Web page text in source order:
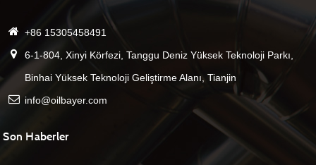
+86 15305458491
6-1-804, Xinyi Körfezi, Tanggu Deniz Yüksek Teknoloji Parkı,
Binhai Yüksek Teknoloji Geliştirme Alanı, Tianjin
info@oilbayer.com
Son Haberler